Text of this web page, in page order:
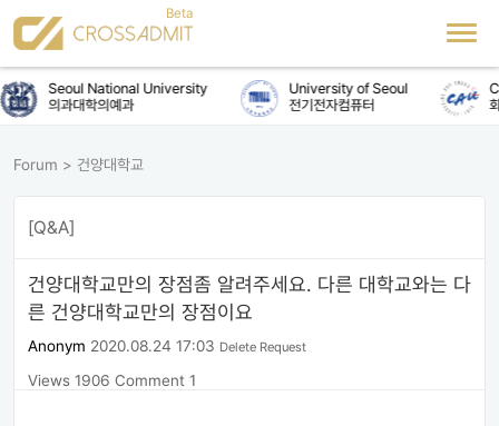
Seoul National University
의과대학의예과
University of Seoul
전기전자컴퓨터
Forum > 건양대학교
[Q&A]
건양대학교만의 장점좀 알려주세요. 다른 대학교와는 다
른 건양대학교만의 장점이요
Anonym 2020.08.24 17:03 Delete Request
Views 1906 Comment 1